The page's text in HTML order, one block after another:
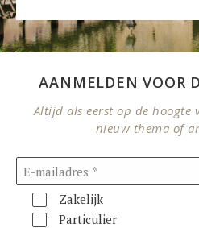
AANMELDEN VOOR
Altijd als eerst op de hoogte
nieuw thema of
Zakelijk
Particulier